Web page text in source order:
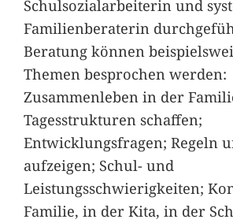
Schulsozialarbeiterin und
Familienberaterin
Beratung können
Themen besprochen werden:
Zusammenleben in der
Tagesstrukturen schaffen;
Entwicklungsfragen; Regeln
aufzeigen; Schul- und
Leistungsschwierigkeiten;
Familie, in der Kita, in der